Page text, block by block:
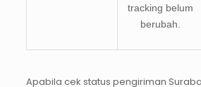
tracking belum
berubah.
Apabila cek status pengiriman